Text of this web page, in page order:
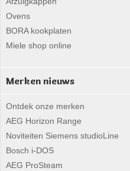
Ovens
BORA kookplaten
Miele shop online
Merken nieuws
Ontdek onze merken
AEG Horizon Range
Noviteiten Siemens studioLine
Bosch i-DOS
AEG ProSteam